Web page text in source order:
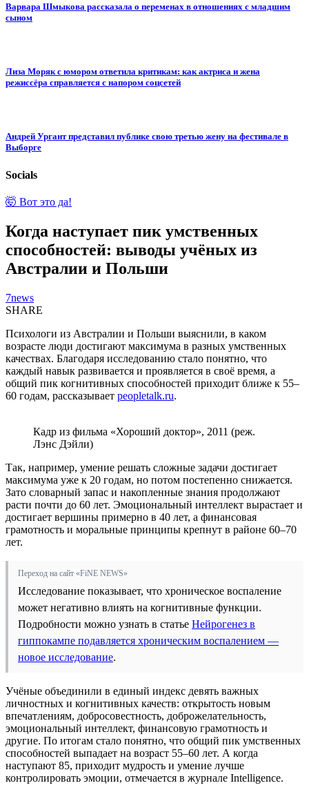
Варвара Шмыкова рассказала о переменах в отношениях с младшим
сыном
Лиза Моряк с юмором ответила критикам: как актриса и жена
режиссёра справляется с напором соцсетей
Андрей Ургант представил публике свою третью жену на фестивале в
Выборге
Socials
🤯 Вот это да!
Когда наступает пик умственных
способностей: выводы учёных из
Австралии и Польши
7news
SHARE
Психологи из Австралии и Польши выяснили, в каком
возрасте люди достигают максимума в разных умственных
качествах. Благодаря исследованию стало понятно, что
каждый навык развивается и проявляется в своё время, а
общий пик когнитивных способностей приходит ближе к 55–
60 годам, рассказывает peopletalk.ru.
Кадр из фильма «Хороший доктор», 2011 (реж.
Лэнс Дэйли)
Так, например, умение решать сложные задачи достигает
максимума уже к 20 годам, но потом постепенно снижается.
Зато словарный запас и накопленные знания продолжают
расти почти до 60 лет. Эмоциональный интеллект вырастает и
достигает вершины примерно в 40 лет, а финансовая
грамотность и моральные принципы крепнут в районе 60–70
лет.
Переход на сайт «FiNE NEWS»
Исследование показывает, что хроническое воспаление
может негативно влиять на когнитивные функции.
Подробности можно узнать в статье Нейрогенез в
гиппокампе подавляется хроническим воспалением —
новое исследование.
Учёные объединили в единый индекс девять важных
личностных и когнитивных качеств: открытость новым
впечатлениям, добросовестность, доброжелательность,
эмоциональный интеллект, финансовую грамотность и
другие. По итогам стало понятно, что общий пик умственных
способностей выпадает на возраст 55–60 лет. А когда
наступают 85, приходит мудрость и умение лучше
контролировать эмоции, отмечается в журнале Intelligence.